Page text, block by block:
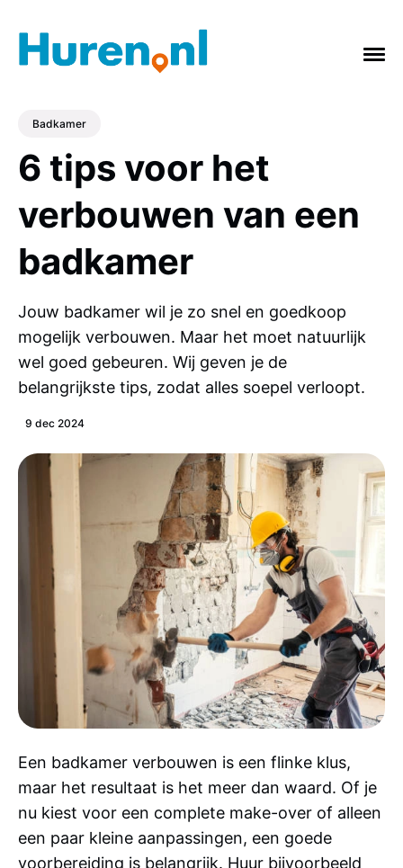
Badkamer
6 tips voor het
verbouwen van een
badkamer
Jouw badkamer wil je zo snel en goedkoop
mogelijk verbouwen. Maar het moet natuurlijk
wel goed gebeuren. Wij geven je de
belangrijkste tips, zodat alles soepel verloopt.
9 dec 2024
Een badkamer verbouwen is een flinke klus,
maar het resultaat is het meer dan waard. Of je
nu kiest voor een complete make-over of alleen
een paar kleine aanpassingen, een goede
voorbereiding is belangrijk. Huur bijvoorbeeld
ONDERWERPEN
Vakantie Verbouwing Afvalcontainer
Feestje Tuin Badkamer